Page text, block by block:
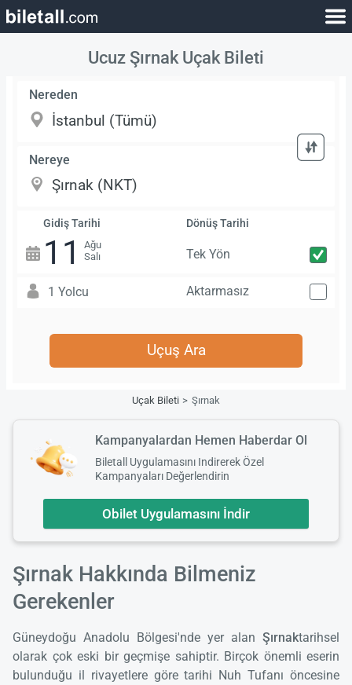
Ucuz Şırnak Uçak Bileti
Nereden
Nereye
Gidiş Tarihi
11
Ağu
Salı
Dönüş Tarihi
Tek Yön
1 Yolcu Aktarmasız
Uçuş Ara
Uçak Bileti Şırnak
Kampanyalardan Hemen Haberdar Ol
Biletall Uygulamasını Indirerek Özel
Kampanyaları Değerlendirin
Obilet Uygulamasını İndir
Şırnak Hakkında Bilmeniz
Gerekenler
Güneydoğu Anadolu Bölgesi'nde yer alan Şırnaktarihsel
olarak çok eski bir geçmişe sahiptir. Birçok önemli eserin
bulunduğu il rivayetlere göre tarihi Nuh Tufanı öncesine